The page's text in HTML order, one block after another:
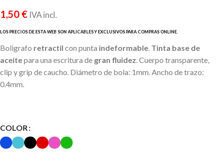
1,50 € IVA incl.
Boligrafo retractil con punta indeformable Tinta base de
aceitepara una escritura de gran fluidez . Cuerpo transparente,
clip y grip de caucho. Diámetro de bola: 1mm. Ancho de trazo:
0.4mm.
COLOR